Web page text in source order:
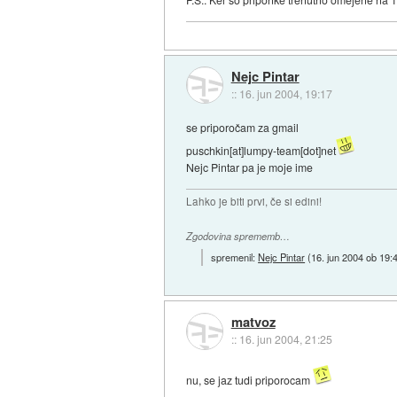
Nejc Pintar
:: 16. jun 2004, 19:17
se priporočam za gmail
puschkin[at]lumpy-team[dot]net
Nejc Pintar pa je moje ime
Lahko je biti prvi, če si edini!
Zgodovina sprememb…
spremenil:Nejc Pintar(16. jun 2004 ob
matvoz
:: 16. jun 2004, 21:25
nu, se jaz tudi priporocam